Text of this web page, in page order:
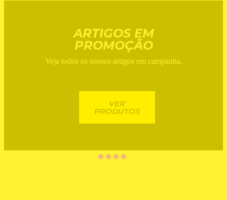
ARTIGOS EM
PROMOÇÃO
Veja todos os nossos artigos em campanha.
VER
PRODUTOS